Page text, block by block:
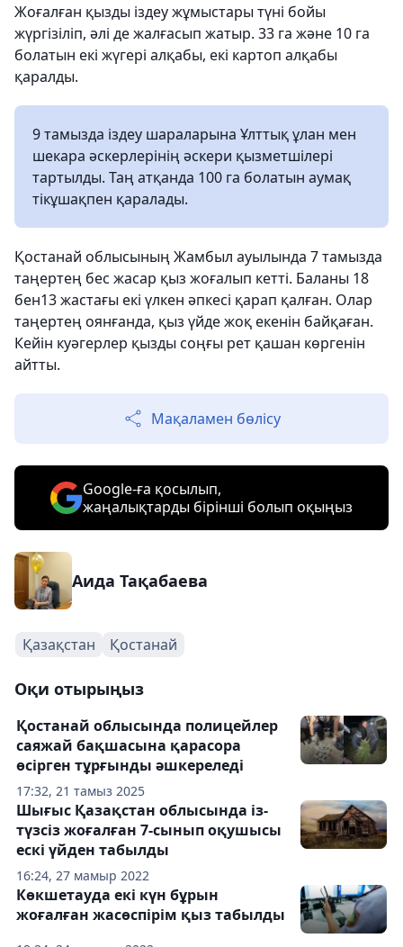
Жоғалған қызды іздеу жұмыстары түні бойы
жүргізіліп, әлі де жалғасып жатыр. 33 га және 10 га
болатын екі жүгері алқабы, екі картоп алқабы
қаралды.
9 тамызда іздеу шараларына Ұлттық ұлан мен
шекара әскерлерінің әскери қызметшілері
тартылды. Таң атқанда 100 га болатын аумақ
тікұшақпен қаралады.
Қостанай облысының Жамбыл ауылында 7 тамызда
таңертең бес жасар қыз жоғалып кетті. Баланы 18
бен13 жастағы екі үлкен әпкесі қарап қалған. Олар
таңертең оянғанда, қыз үйде жоқ екенін байқаған.
Кейін куәгерлер қызды соңғы рет қашан көргенін
айтты.
Мақаламен бөлісу
Google-ға қосылып,
жаңалықтарды бірінші болып оқыңыз
Аида Тақабаева
Қазақстан Қостанай
Оқи отырыңыз
17:32, 21 тамыз 2025
Қостанай облысында полицейлер
саяжай бақшасына қарасора
өсірген тұрғынды әшкереледі
16:24, 27 мамыр 2022
Шығыс Қазақстан облысында із-
түзсіз жоғалған 7-сынып оқушысы
ескі үйден табылды
Көкшетауда екі күн бұрын
жоғалған жасөспірім қыз табылды